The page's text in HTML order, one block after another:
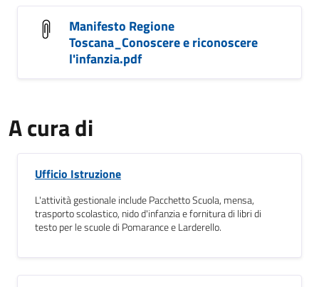
Manifesto Regione
Toscana_Conoscere e riconoscere
l'infanzia.pdf
A cura di
Ufficio Istruzione
L'attività gestionale include Pacchetto Scuola, mensa,
trasporto scolastico, nido d'infanzia e fornitura di libri di
testo per le scuole di Pomarance e Larderello.